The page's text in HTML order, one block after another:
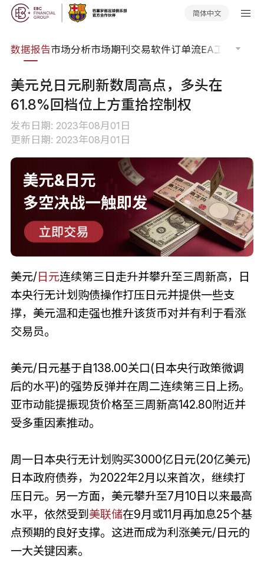
简体中文
数据报告市场分析市场期刊交易软件订单流EA工具库
美元兑日元刷新数周高点，多头在
61.8%回档位上方重拾控制权
发布日期: 2023年08月01日
更新日期: 2023年08月01日
美元/日元连续第三日走升并攀升至三周新高，日
本央行无计划购债操作打压日元并提供一些支
撑，美元温和走强也推升该货币对并有利于看涨
交易员。
美元/日元基于自138.00关口(日本央行政策微调
后的水平)的强势反弹并在周二连续第三日上扬。
亚市动能提振现货价格至三周新高142.80附近并
受多重因素推动。
周一日本央行无计划购买3000亿日元(20亿美元)
日本政府债券，为2022年2月以来首次，继续打
压日元。另一方面，美元攀升至7月10日以来最高
水平，依然受到美联储在9月或11月再加息25个基
点预期的良好支撑。这进而成为利涨美元/日元的
一大关键因素。